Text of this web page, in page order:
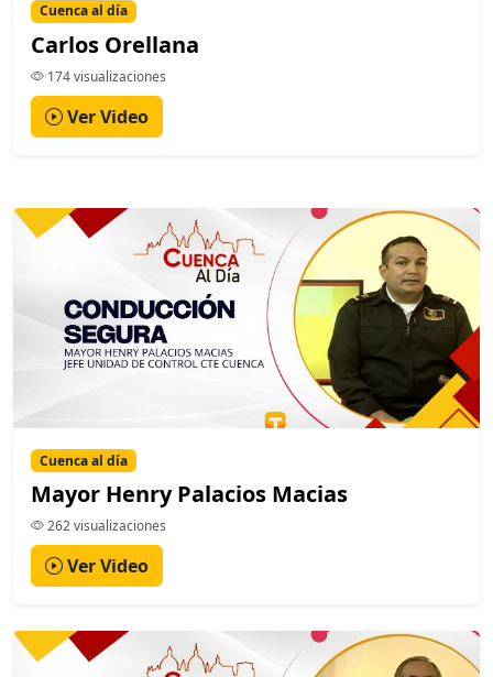
Cuenca al día
Carlos Orellana
174 visualizaciones
Ver Video
Cuenca al día
Mayor Henry Palacios Macias
262 visualizaciones
Ver Video